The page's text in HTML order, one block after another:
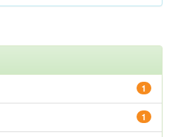
1
1